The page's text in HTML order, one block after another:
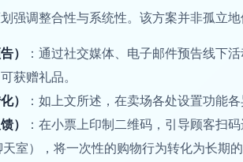
强调整合性与系统性。该方案并非孤立
）
：通过社交媒体、电子邮件预告线下
获赠礼品。
）
：如上文所述，在卖场各处设置功能
）
：在小票上印制二维码，引导顾客扫
室），将一次性的购物行为转化为长期的